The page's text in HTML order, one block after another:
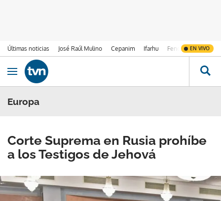
Últimas noticias José Raúl Mulino Cepanim Ifarhu Fenómeno de El
EN VIVO
Ir al contenido
Obrir navegació
Europa
Corte Suprema en Rusia prohíbe
a los Testigos de Jehová